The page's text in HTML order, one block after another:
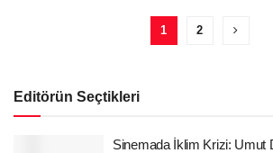
1 2
Editörün Seçtikleri
Sinemada İklim Krizi: Umut